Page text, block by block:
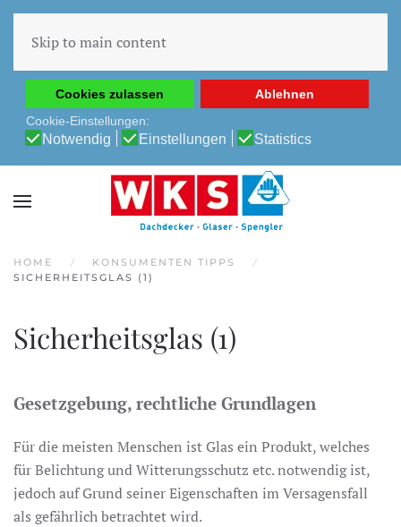
Erfahrung auf unserer Website zu ermöglichen.
Cookie-Richtlinie
Datenschutz-Bestimmungen
Cookies zulassen
Ablehnen
Cookie-Einstellungen:
Notwendig Einstellungen Statistics
Skip to main content
HOME
KONSUMENTEN TIPPS
SICHERHEITSGLAS (1)
Sicherheitsglas (1)
Gesetzgebung, rechtliche Grundlagen
Für die meisten Menschen ist Glas ein Produkt, welches
für Belichtung und Witterungsschutz etc. notwendig ist,
jedoch auf Grund seiner Eigenschaften im Versagensfall
als gefährlich betrachtet wird.